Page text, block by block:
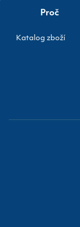
Proč
Katalog zboží